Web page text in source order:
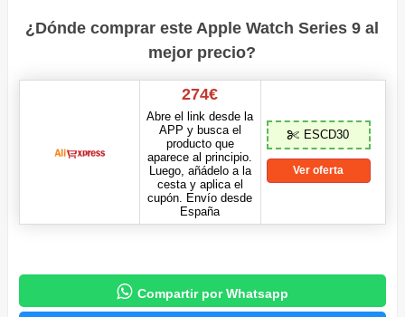
¿Dónde comprar este Apple Watch Series 9 al
mejor precio?
274€
Abre el link desde la
APP y busca el
producto que
aparece al principio.
Luego, añádelo a la
cesta y aplica el
cupón. Envío desde
España
ESCD30
Ver oferta
 Compartir por Whatsapp